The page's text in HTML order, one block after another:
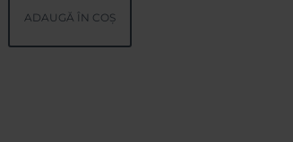
ADAUGĂ ÎN COȘ